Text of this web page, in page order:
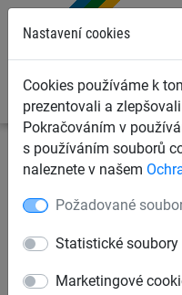
Nastavení cookies
Cookies používáme k
prezentovali a
Pokračováním v
s používáním souborů
naleznete v našem
Požadované
Statistické soubory
Marketingové
Dětská lanová hřiště
Římský kruh,
lanem